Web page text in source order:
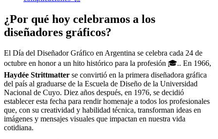
¿Por qué hoy celebramos a los
diseñadores gráficos?
El Día del Diseñador Gráfico en Argentina se celebra cada 24 de
octubre en honor a un hito histórico para la profesión 🎓.. En 1966,
Haydée Strittmatter se convirtió en la primera diseñadora gráfica
del país al graduarse de la Escuela de Diseño de la Universidad
Nacional de Cuyo. Diez años después, en 1976, se decidió
establecer esta fecha para rendir homenaje a todos los profesionales
que, con su creatividad y habilidad técnica, transforman ideas en
imágenes y mensajes visuales que impactan en nuestra vida
cotidiana.